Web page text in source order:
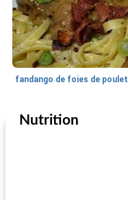
fandango de foies de poulet
Viande et volaille
Nutrition